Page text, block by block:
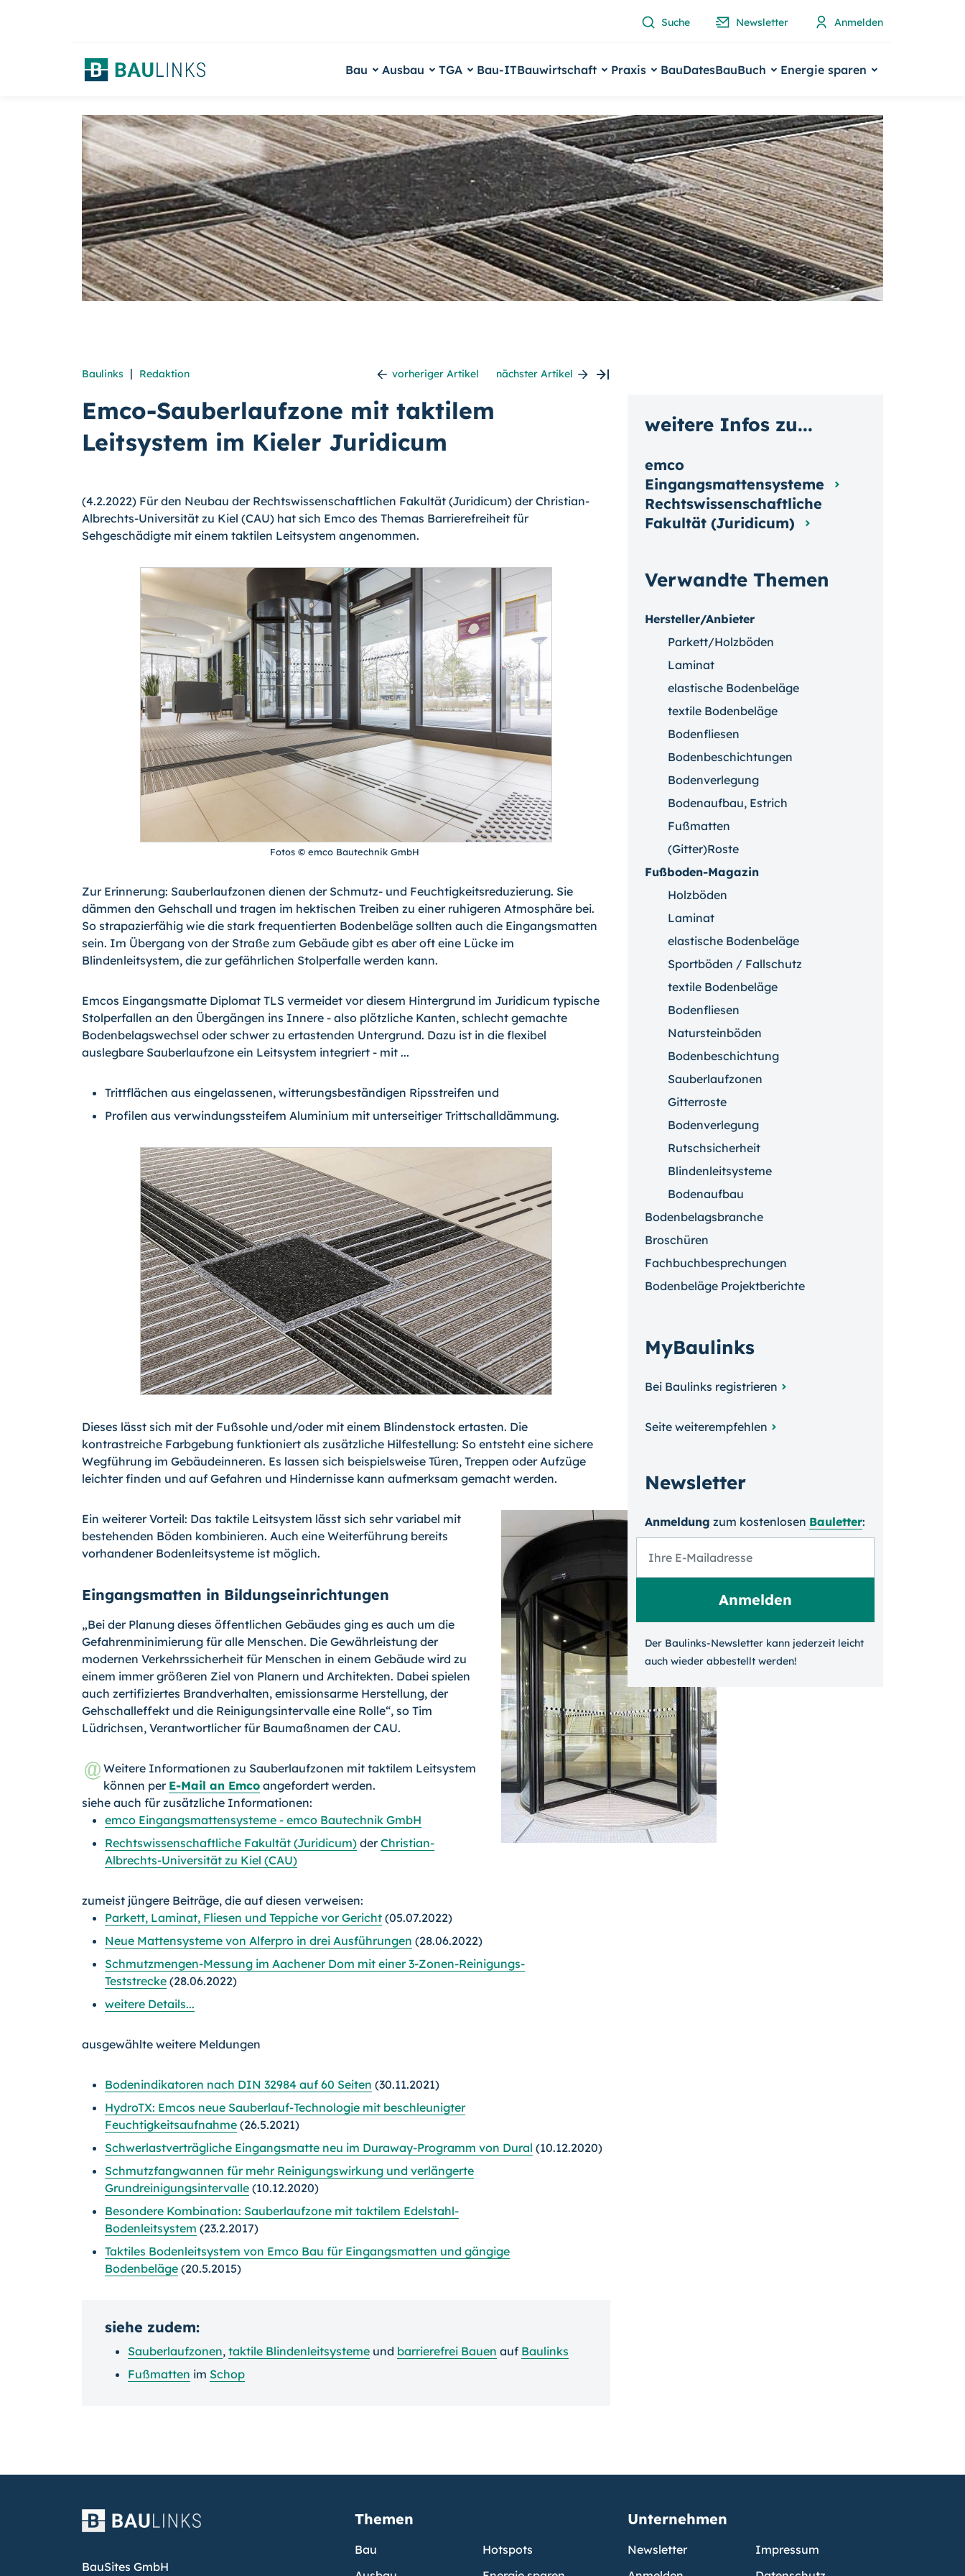
Suche Newsletter Anmelden
Bau Ausbau TGA Bau-ITBauwirtschaft Praxis BauDatesBauBuch Energie sparen
Baulinks | Redaktion vorheriger Artikel nächster Artikel
Emco-Sauberlaufzone mit taktilem
Leitsystem im Kieler Juridicum
(4.2.2022) Für den Neubau der Rechtswissenschaftlichen Fakultät (Juridicum) der Christian-
Albrechts-Universität zu Kiel (CAU) hat sich Emco des Themas Barrierefreiheit für
Sehgeschädigte mit einem taktilen Leitsystem angenommen.
Fotos © emco Bautechnik GmbH
Zur Erinnerung: Sauberlaufzonen dienen der Schmutz- und Feuchtigkeitsreduzierung. Sie
dämmen den Gehschall und tragen im hektischen Treiben zu einer ruhigeren Atmosphäre bei.
So strapazierfähig wie die stark frequentierten Bodenbeläge sollten auch die Eingangsmatten
sein. Im Übergang von der Straße zum Gebäude gibt es aber oft eine Lücke im
Blindenleitsystem, die zur gefährlichen Stolperfalle werden kann.
Emcos Eingangsmatte Diplomat TLS vermeidet vor diesem Hintergrund im Juridicum typische
Stolperfallen an den Übergängen ins Innere - also plötzliche Kanten, schlecht gemachte
Bodenbelagswechsel oder schwer zu ertastenden Untergrund. Dazu ist in die flexibel
auslegbare Sauberlaufzone ein Leitsystem integriert - mit ...
Trittflächen aus eingelassenen, witterungsbeständigen Ripsstreifen und
Profilen aus verwindungssteifem Aluminium mit unterseitiger Trittschalldämmung.
Dieses lässt sich mit der Fußsohle und/oder mit einem Blindenstock ertasten. Die
kontrastreiche Farbgebung funktioniert als zusätzliche Hilfestellung: So entsteht eine sichere
Wegführung im Gebäudeinneren. Es lassen sich beispielsweise Türen, Treppen oder Aufzüge
leichter finden und auf Gefahren und Hindernisse kann aufmerksam gemacht werden.
Ein weiterer Vorteil: Das taktile Leitsystem lässt sich sehr variabel mit
bestehenden Böden kombinieren. Auch eine Weiterführung bereits
vorhandener Bodenleitsysteme ist möglich.
Eingangsmatten in Bildungseinrichtungen
„Bei der Planung dieses öffentlichen Gebäudes ging es auch um die
Gefahrenminimierung für alle Menschen. Die Gewährleistung der
modernen Verkehrssicherheit für Menschen in einem Gebäude wird zu
einem immer größeren Ziel von Planern und Architekten. Dabei spielen
auch zertifiziertes Brandverhalten, emissionsarme Herstellung, der
Gehschalleffekt und die Reinigungsintervalle eine Rolle“, so Tim
Lüdrichsen, Verantwortlicher für Baumaßnamen der CAU.
Weitere Informationen zu Sauberlaufzonen mit taktilem Leitsystem
können per E-Mail an Emco angefordert werden.
siehe auch für zusätzliche Informationen:
emco Eingangsmattensysteme - emco Bautechnik GmbH
Rechtswissenschaftliche Fakultät (Juridicum) derChristian-
Albrechts-Universität zu Kiel (CAU)
zumeist jüngere Beiträge, die auf diesen verweisen:
Parkett, Laminat, Fliesen und Teppiche vor Gericht (05.07.2022)
Neue Mattensysteme von Alferpro in drei Ausführungen (28.06.2022)
Schmutzmengen-Messung im Aachener Dom mit einer 3-Zonen-Reinigungs-
Teststrecke (28.06.2022)
weitere Details...
ausgewählte weitere Meldungen
Bodenindikatoren nach DIN 32984 auf 60 Seiten (30.11.2021)
HydroTX: Emcos neue Sauberlauf-Technologie mit beschleunigter
Feuchtigkeitsaufnahme (26.5.2021)
Schwerlastverträgliche Eingangsmatte neu im Duraway-Programm von Dural (10.12.2020)
Schmutzfangwannen für mehr Reinigungswirkung und verlängerte
Grundreinigungsintervalle (10.12.2020)
Besondere Kombination: Sauberlaufzone mit taktilem Edelstahl-
Bodenleitsystem (23.2.2017)
Taktiles Bodenleitsystem von Emco Bau für Eingangsmatten und gängige
Bodenbeläge (20.5.2015)
siehe zudem:
Sauberlaufzonen, taktile Blindenleitsysteme und barrierefrei Bauen auf Baulinks
Fußmatten im Schop
Verwandte Themen
Hersteller/Anbieter
Parkett/Holzböden
Laminat
elastische Bodenbeläge
textile Bodenbeläge
Bodenfliesen
Bodenbeschichtungen
Bodenverlegung
Bodenaufbau, Estrich
Fußmatten
(Gitter)Roste
Fußboden-Magazin
Holzböden
Laminat
elastische Bodenbeläge
Sportböden / Fallschutz
textile Bodenbeläge
Bodenfliesen
Natursteinböden
Bodenbeschichtung
Sauberlaufzonen
Gitterroste
Bodenverlegung
Rutschsicherheit
Blindenleitsysteme
Bodenaufbau
Bodenbelagsbranche
Broschüren
Fachbuchbesprechungen
Bodenbeläge Projektberichte
MyBaulinks
Bei Baulinks registrieren
Seite weiterempfehlen
Newsletter
Anmeldung zum kosten­losen Bauletter:
Der Baulinks-Newsletter kann jeder­zeit leicht
auch wieder ab­bestellt werden!
weitere Infos zu...
emco
Eingangsmattensysteme
Rechtswissenschaftliche
Fakultät (Juridicum)
BauSites GmbH
Themen
Bau
Hotspots
Unternehmen
Newsletter
Impressum